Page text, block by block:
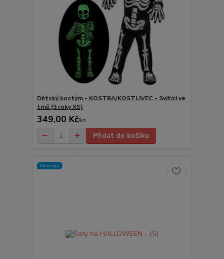
Dětský kostým - KOSTRA/KOSTLIVEC - Svítící ve
tmě (3 roky XS)
349,00 Kč/ks
Přidat do košíku
Novinka